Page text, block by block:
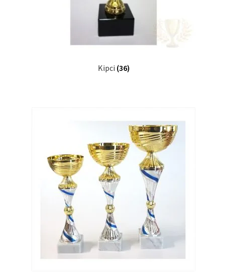
Kipci (36)